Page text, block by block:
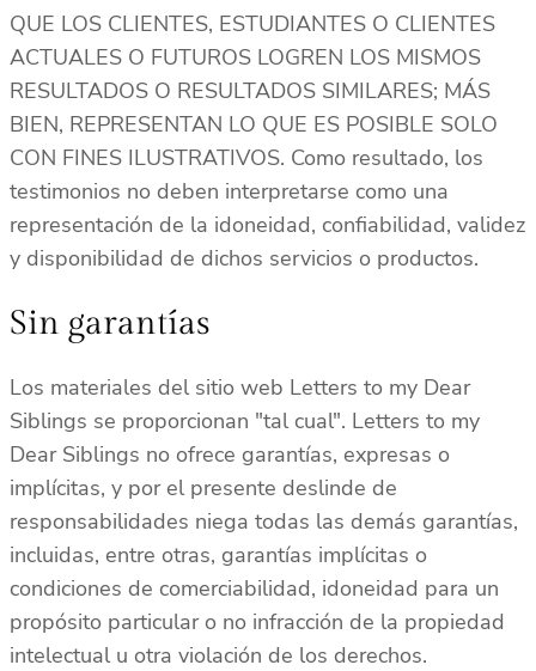
QUE LOS CLIENTES, ESTUDIANTES O CLIENTES
ACTUALES O FUTUROS LOGREN LOS MISMOS
RESULTADOS O RESULTADOS SIMILARES; MÁS
BIEN, REPRESENTAN LO QUE ES POSIBLE SOLO
CON FINES ILUSTRATIVOS. Como resultado, los
testimonios no deben interpretarse como una
representación de la idoneidad, confiabilidad, validez
y disponibilidad de dichos servicios o productos.
Sin garantías
Los materiales del sitio web Letters to my Dear
Siblings se proporcionan "tal cual". Letters to my
Dear Siblings no ofrece garantías, expresas o
implícitas, y por el presente deslinde de
responsabilidades niega todas las demás garantías,
incluidas, entre otras, garantías implícitas o
condiciones de comerciabilidad, idoneidad para un
propósito particular o no infracción de la propiedad
intelectual u otra violación de los derechos.